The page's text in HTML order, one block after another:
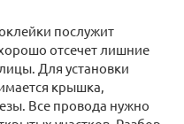
послужит
отсечет лишние
Для установки
крышка,
Все провода нужно